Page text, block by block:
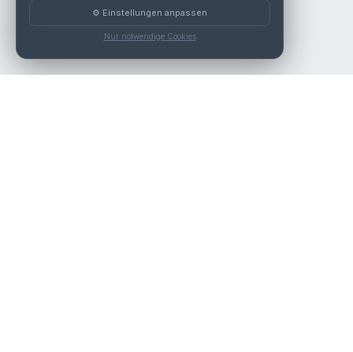
⚙️ Einstellungen anpassen
Nur notwendige Cookies